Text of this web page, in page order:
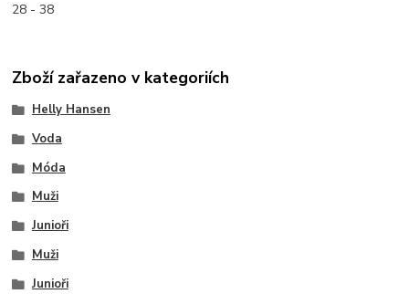
28 - 38
Zboží zařazeno v kategoriích
Helly Hansen
Voda
Móda
Muži
Junioři
Muži
Junioři